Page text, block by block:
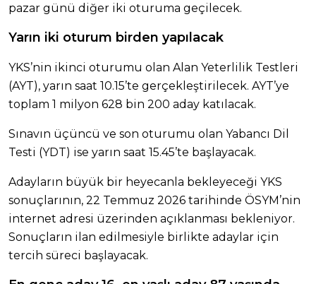
pazar günü diğer iki oturuma geçilecek.
Yarın iki oturum birden yapılacak
YKS’nin ikinci oturumu olan Alan Yeterlilik Testleri
(AYT), yarın saat 10.15’te gerçekleştirilecek. AYT’ye
toplam 1 milyon 628 bin 200 aday katılacak.
Sınavın üçüncü ve son oturumu olan Yabancı Dil
Testi (YDT) ise yarın saat 15.45’te başlayacak.
Adayların büyük bir heyecanla bekleyeceği YKS
sonuçlarının, 22 Temmuz 2026 tarihinde ÖSYM’nin
internet adresi üzerinden açıklanması bekleniyor.
Sonuçların ilan edilmesiyle birlikte adaylar için
tercih süreci başlayacak.